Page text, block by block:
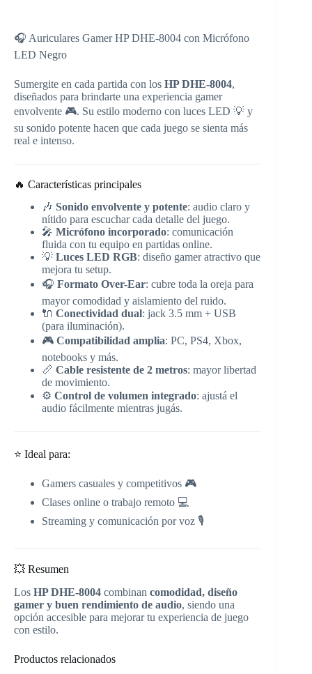
🎧 Auriculares Gamer HP DHE-8004 con Micrófono
LED Negro
Sumergite en cada partida con los HP DHE-8004,
diseñados para brindarte una experiencia gamer
envolvente 🎮. Su estilo moderno con luces LED 💡 y
su sonido potente hacen que cada juego se sienta más
real e intenso.
🔥 Características principales
🎶 Sonido envolvente y potente: audio claro y
nítido para escuchar cada detalle del juego.
🎤 Micrófono incorporado: comunicación
fluida con tu equipo en partidas online.
💡 Luces LED RGB: diseño gamer atractivo que
mejora tu setup.
🎧 Formato Over-Ear: cubre toda la oreja para
mayor comodidad y aislamiento del ruido.
🔌 Conectividad dual: jack 3.5 mm + USB
(para iluminación).
🎮 Compatibilidad amplia: PC, PS4, Xbox,
notebooks y más.
📏 Cable resistente de 2 metros: mayor libertad
de movimiento.
⚙️ Control de volumen integrado: ajustá el
audio fácilmente mientras jugás.
⭐ Ideal para:
Gamers casuales y competitivos 🎮
Clases online o trabajo remoto 💻
Streaming y comunicación por voz 🎙️
💥 Resumen
Los HP DHE-8004 combinan comodidad, diseño
gamer y buen rendimiento de audio, siendo una
opción accesible para mejorar tu experiencia de juego
con estilo.
Productos relacionados